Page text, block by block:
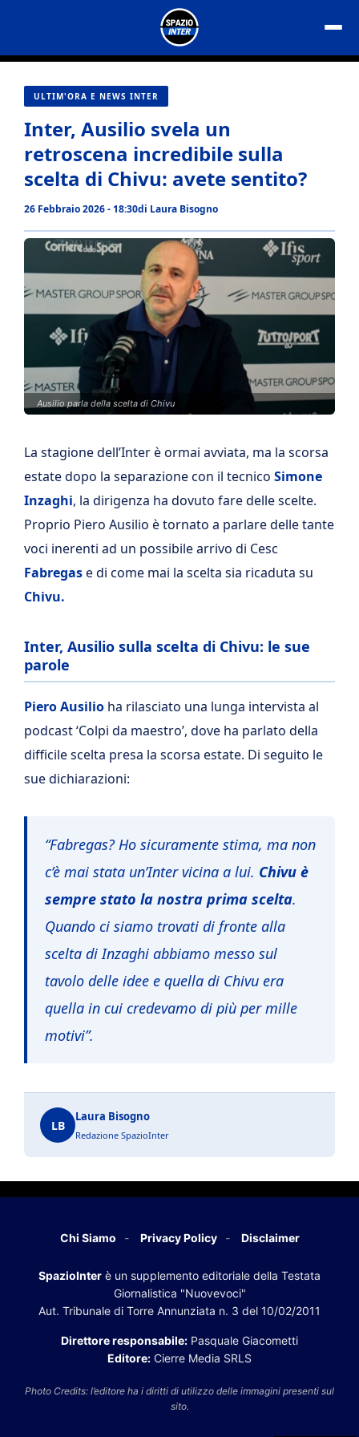
contenuto
ULTIM'ORA E NEWS INTER
Inter, Ausilio svela un
retroscena incredibile sulla
scelta di Chivu: avete sentito?
26 Febbraio 2026 - 18:30di Laura Bisogno
Ausilio parla della scelta di Chivu
La stagione dell’Inter è ormai avviata, ma la scorsa
estate dopo la separazione con il tecnico Simone
Inzaghi, la dirigenza ha dovuto fare delle scelte.
Proprio Piero Ausilio è tornato a parlare delle tante
voci inerenti ad un possibile arrivo di Cesc
Fabregase di come mai la scelta sia ricaduta su
Chivu.
Inter, Ausilio sulla scelta di Chivu: le sue
parole
Piero Ausilio ha rilasciato una lunga intervista al
podcast ‘Colpi da maestro’, dove ha parlato della
difficile scelta presa la scorsa estate. Di seguito le
sue dichiarazioni:
“Fabregas? Ho sicuramente stima, ma non
c’è mai stata un’Inter vicina a lui. Chivu è
sempre stato la nostra prima scelta.
Quando ci siamo trovati di fronte alla
scelta di Inzaghi abbiamo messo sul
tavolo delle idee e quella di Chivu era
quella in cui credevamo di più per mille
motivi”.
LB
Laura Bisogno
Redazione SpazioInter
Chi Siamo Privacy Policy Disclaimer
SpazioInter è un supplemento editoriale della Testata
Giornalistica "Nuovevoci"
Aut. Tribunale di Torre Annunziata n. 3 del 10/02/2011
Direttore responsabile: Pasquale Giacometti
Editore: Cierre Media SRLS
Photo Credits: l’editore ha i diritti di utilizzo delle immagini presenti sul
sito.